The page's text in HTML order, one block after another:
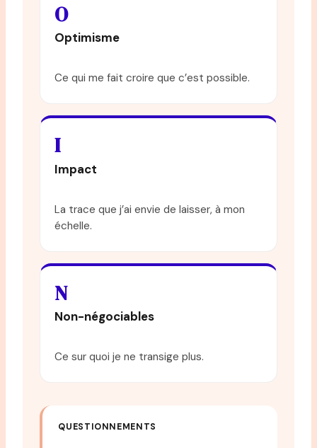
O
Optimisme
Ce qui me fait croire que c’est possible.
I
Impact
La trace que j’ai envie de laisser, à mon
échelle.
N
Non-négociables
Ce sur quoi je ne transige plus.
QUESTIONNEMENTS